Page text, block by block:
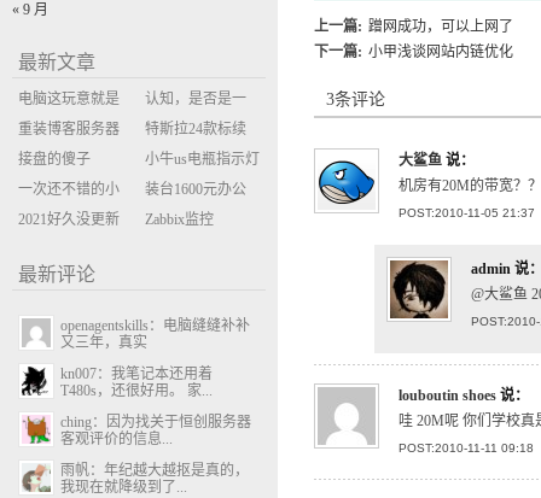
上一篇: 蹭网成功，可以上网了
下一篇: 小甲浅谈网站内链优化
3条评论
大鲨鱼 说：
机房有20M的带宽？
POST:2010-11-05 21:37
admin 说
@大鲨鱼
louboutin shoes 说：
哇 20M呢 你们学校真
POST:2010-11-11 09:18
« 9 月
最新文章
电脑这玩意就是
缝缝补补的事
认知，是否是一
座大山？当架构
决策变成配置清
单比价
重装博客服务器
环境
特斯拉24款标续
Model Y 2万公里
使用体验
接盘的傻子
小牛us电瓶指示灯
闪三次不上电
一次还不错的小
米售后体验
装台1600元办公
主机
2021好久没更新
Zabbix监控
最新评论
openagentskills：电脑缝缝补补
又三年，真实
kn007：我笔记本还用着
T480s，还很好用。 家...
ching：因为找关于恒创服务器
客观评价的信息...
雨帆：年纪越大越抠是真的，
我现在就降级到了...